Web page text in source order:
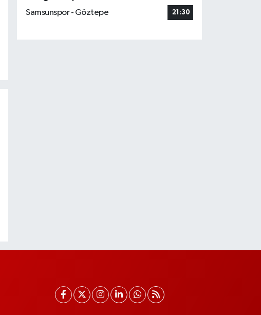
Samsunspor - Göztepe
21:30